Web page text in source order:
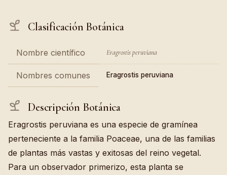
Clasificación Botánica
Nombre científico Eragrostis peruviana
Nombres comunes Eragrostis peruviana
Descripción Botánica
Eragrostis peruviana es una especie de gramínea
perteneciente a la familia Poaceae, una de las familias
de plantas más vastas y exitosas del reino vegetal.
Para un observador primerizo, esta planta se